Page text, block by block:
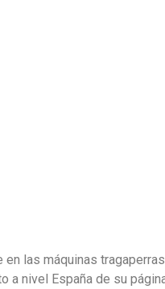
las máquinas
nivel España de su